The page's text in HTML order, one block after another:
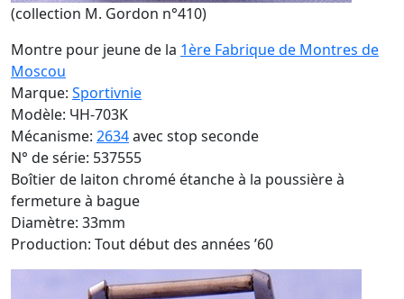
(collection M. Gordon n°410)
Montre pour jeune de la 1ère Fabrique de Montres de
Moscou
Marque: Sportivnie
Modèle: ЧH-703K
Mécanisme: 2634avec stop seconde
N° de série: 537555
Boîtier de laiton chromé étanche à la poussière à
fermeture à bague
Diamètre: 33mm
Production: Tout début des années ’60